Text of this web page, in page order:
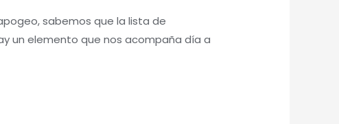
sabemos que la lista de
un elemento que nos acompaña día a